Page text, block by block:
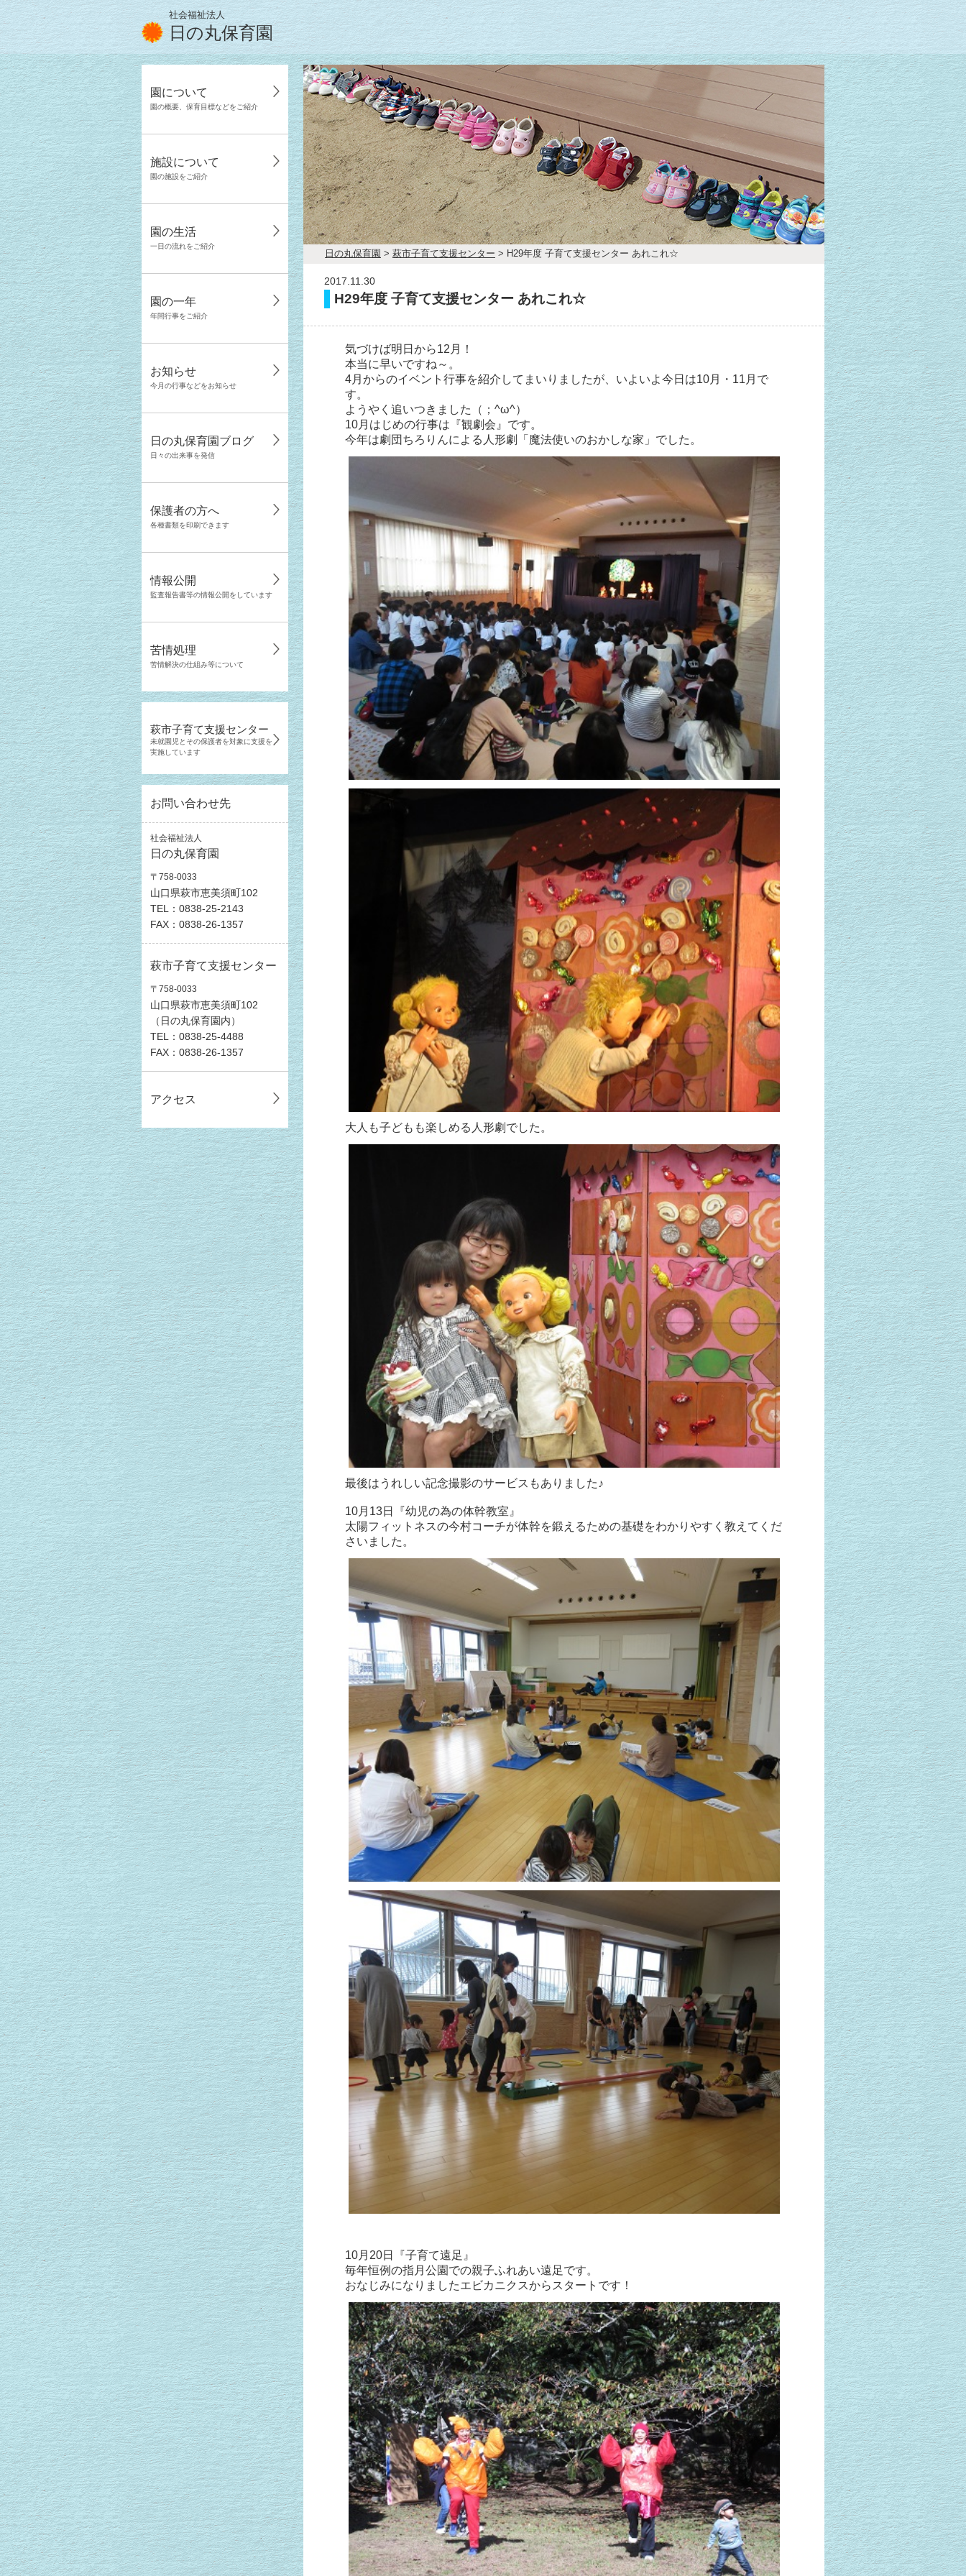
社会福祉法人
日の丸保育園
園について
園の概要、保育目標などをご紹介
施設について
園の施設をご紹介
園の生活
一日の流れをご紹介
園の一年
年間行事をご紹介
お知らせ
今月の行事などをお知らせ
日の丸保育園ブログ
日々の出来事を発信
保護者の方へ
各種書類を印刷できます
情報公開
監査報告書等の情報公開をしています
苦情処理
苦情解決の仕組み等について
萩市子育て支援センター
未就園児とその保護者を対象に支援を
実施しています
お問い合わせ先
社会福祉法人
日の丸保育園
〒758-0033
山口県萩市恵美須町102
TEL：0838-25-2143
FAX：0838-26-1357
萩市子育て支援センター
〒758-0033
山口県萩市恵美須町102
（日の丸保育園内）
TEL：0838-25-4488
FAX：0838-26-1357
アクセス
日の丸保育園 > 萩市子育て支援センター > H29年度 子育て支援センター あれこれ☆
2017.11.30
H29年度 子育て支援センター あれこれ☆
気づけば明日から12月！
本当に早いですね～。
4月からのイベント行事を紹介してまいりましたが、いよいよ今日は10月・11月で
す。
ようやく追いつきました（；^ω^）
10月はじめの行事は『観劇会』です。
今年は劇団ちろりんによる人形劇「魔法使いのおかしな家」でした。
大人も子どもも楽しめる人形劇でした。
最後はうれしい記念撮影のサービスもありました♪
10月13日『幼児の為の体幹教室』
太陽フィットネスの今村コーチが体幹を鍛えるための基礎をわかりやすく教えてくだ
さいました。
10月20日『子育て遠足』
毎年恒例の指月公園での親子ふれあい遠足です。
おなじみになりましたエビカニクスからスタートです！